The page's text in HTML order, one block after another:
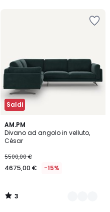
Saldi
AM.PM
Divano ad angolo in velluto,
César
5500,00 €
4675,00 € -15%
3
/
5
18
Colori
3
/